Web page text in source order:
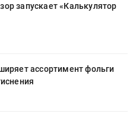
запускает «Калькулятор
ассортимент фольги